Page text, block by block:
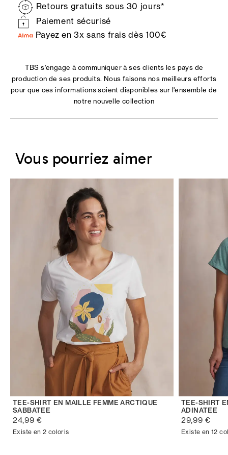
Retours gratuits sous 30 jours*
Paiement sécurisé
Payez en 3x sans frais dès 100€
TBS s'engage à communiquer à ses clients les pays de
production de ses produits. Nous faisons nos meilleurs efforts
pour que ces informations soient disponibles sur l'ensemble de
notre nouvelle collection
Vous pourriez aimer
TEE-SHIRT EN MAILLE FEMME ARCTIQUE
SABBATEE
24,99 €
Existe en 2 coloris
TEE-SHIRT
ADINATEE
29,99 €
Existe en 12